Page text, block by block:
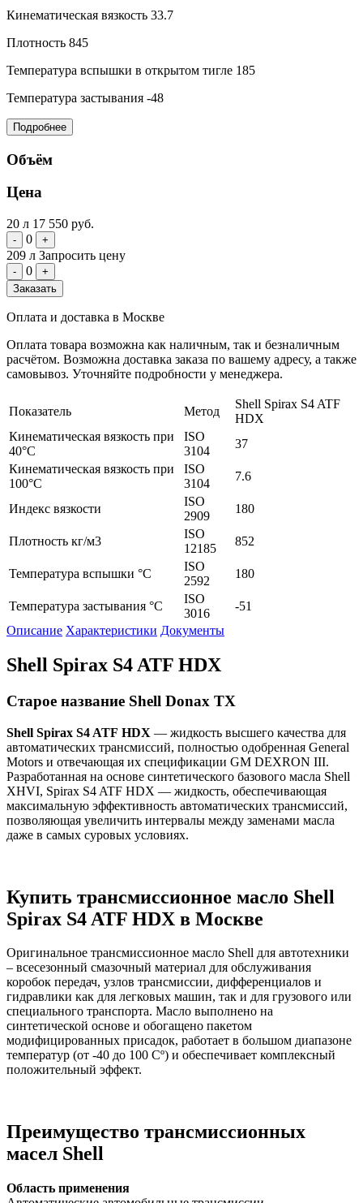
Кинематическая вязкость 33.7
Плотность 845
Температура вспышки в открытом тигле 185
Температура застывания -48
Подробнее
Объём
Цена
20 л 17 550 руб.
- 0 +
209 л Запросить цену
- 0
+
Заказать
Оплата и доставка в Москве
Оплата товара возможна как наличным, так и безналичным
расчётом. Возможна доставка заказа по вашему адресу, а также
самовывоз. Уточняйте подробности у менеджера.
Показатель Метод
Shell Spirax S4 ATF
HDX
Кинематическая вязкость при
40°C
ISO
3104
37
Кинематическая вязкость при
100°C
ISO
3104
7.6
Индекс вязкости
ISO
2909
180
Плотность кг/м3
ISO
12185
852
Температура вспышки °C
ISO
2592
180
Температура застывания °C
ISO
3016
-51
Описание Характеристики Документы
Shell Spirax S4 ATF HDX
Старое название Shell Donax TX
Shell Spirax S4 ATF HDX — жидкость высшего качества для
автоматических трансмиссий, полностью одобренная General
Motors и отвечающая их спецификации GM DEXRON III.
Разработанная на основе синтетического базового масла Shell
XHVI, Spirax S4 ATF HDX — жидкость, обеспечивающая
максимальную эффективность автоматических трансмиссий,
позволяющая увеличить интервалы между заменами масла
даже в самых суровых условиях.
Купить трансмиссионное масло Shell
Spirax S4 ATF HDX в Москве
Оригинальное трансмиссионное масло Shell для автотехники
– всесезонный смазочный материал для обслуживания
коробок передач, узлов трансмиссии, дифференциалов и
гидравлики как для легковых машин, так и для грузового или
специального транспорта. Масло выполнено на
синтетической основе и обогащено пакетом
модифицированных присадок, работает в большом диапазоне
температур (от -40 до 100 Сº) и обеспечивает комплексный
положительный эффект.
Преимущество трансмиссионных
масел Shell
Область применения